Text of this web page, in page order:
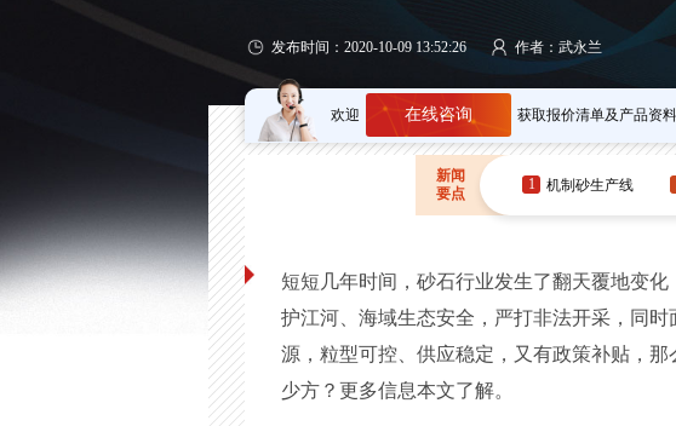
发布时间：2020-10-09 13:52:26 作者：武永兰
欢迎 在线咨询 获取报价清单及产品资
新闻
要点
1 机制砂生产线
短短几年时间，砂石行业发生了翻天覆地变
护江河、海域生态安全，严打非法开采，同
源，粒型可控、供应稳定，又有政策补贴，
少方？更多信息本文了解。